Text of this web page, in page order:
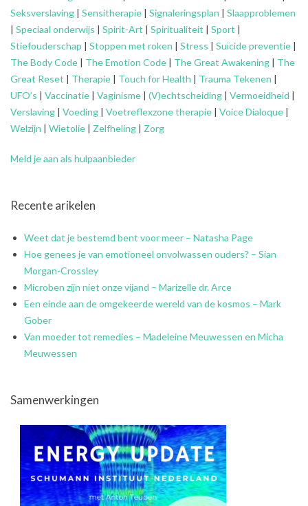
Seksverslaving | Sensitherapie | Signaleringsplan | Slaapproblemen
| Speciaal onderwijs | Spirit-Art | Spiritualiteit | Sport |
Stiefouderschap | Stoppen met roken | Stress | Suïcide preventie |
The Body Code | The Emotion Code | The Great Awakening | The
Great Reset | Therapie | Touch for Health | Trauma Tekenen |
UFO’s | Vaccinatie | Vaginisme | (V)echtscheiding | Vermoeidheid |
Verslaving | Voeding | Voetreflexzone therapie | Voice Dialoque |
Welzijn | Wietolie | Zelfheling | Zorg
Meld je aan als hulpaanbieder
Recente arikelen
Weet dat je bestemd bent voor meer – Natasha Page
Hoe genees je van emotioneel onvolwassen ouders? – Sian
Morgan-Crossley
Microben zijn niet onze vijand – Marizelle dr. Arce
Een einde aan de omgekeerde wereld van de kosmos – Mark
Gober
Van moeder tot remedies – Madeleine Meuwessen en Micha
Meuwessen
Samenwerkingen